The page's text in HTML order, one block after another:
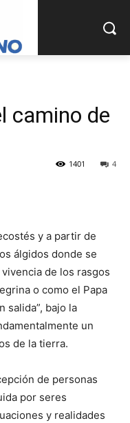
camino de
4
1401
y a partir de
álgidos don­de se
de los rasgos
o como el Papa
salida”, bajo la
un
de la tierra.
de personas
por seres
y realidades